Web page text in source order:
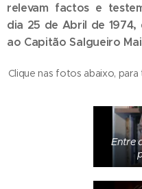
relevam factos e
dia 25 de Abril de
ao Capitão Salgueiro
Clique nas fotos abaixo,
Entre